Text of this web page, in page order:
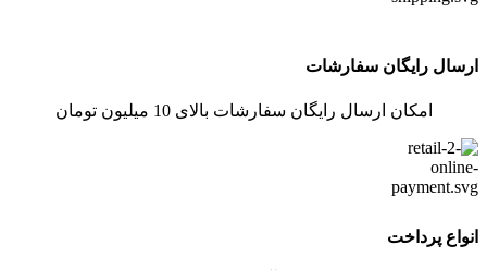
ارسال رایگان سفارشات
امکان ارسال رایگان سفارشات بالای 10 میلیون تومان
انواع پرداخت